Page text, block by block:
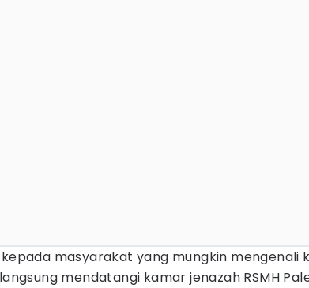
masyarakat yang mungkin mengenali
mendatangi kamar jenazah RSMH